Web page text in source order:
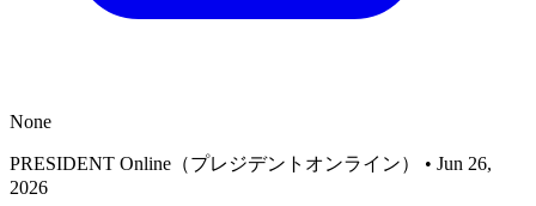
None
PRESIDENT Online（プレジデントオンライン） • Jun 26,
2026